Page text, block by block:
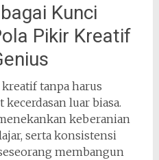
Kunci
Pikir Kreatif
tanpa harus
luar biasa.
keberanian
serta konsistensi
membangun